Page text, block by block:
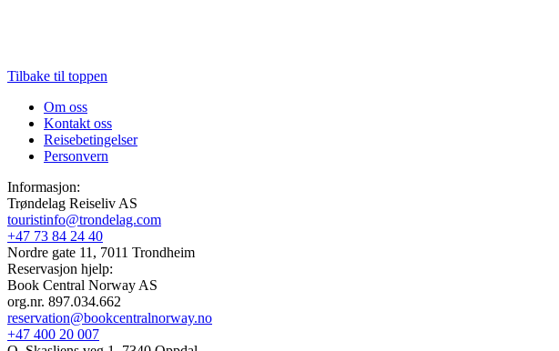
Tilbake til toppen
Om oss
Kontakt oss
Reisebetingelser
Personvern
Informasjon:
Trøndelag Reiseliv AS
touristinfo@trondelag.com
+47 73 84 24 40
Nordre gate 11, 7011 Trondheim
Reservasjon hjelp:
Book Central Norway AS
org.nr. 897.034.662
reservation@bookcentralnorway.no
+47 400 20 007